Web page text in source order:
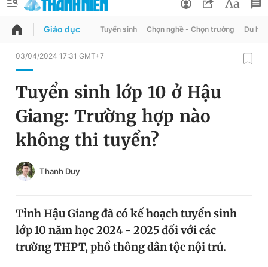
QUẢNG CÁO ĐẶT BÁO
Chuyên mục
Chuyên mục khác
Chào ngày mới
Tin 360
Video Magazine
Đổi mật khẩu
Tin đã lưu
Tin đã xem
Giáo dục Tuyển sinh Chọn nghề - Chọn trường Du học
03/04/2024 17:31 GMT+7
Tuyển sinh lớp 10 ở Hậu
Giang: Trường hợp nào
không thi tuyển?
Thanh Duy
Tỉnh Hậu Giang đã có kế hoạch tuyển sinh
lớp 10 năm học 2024 - 2025 đối với các
trường THPT, phổ thông dân tộc nội trú.